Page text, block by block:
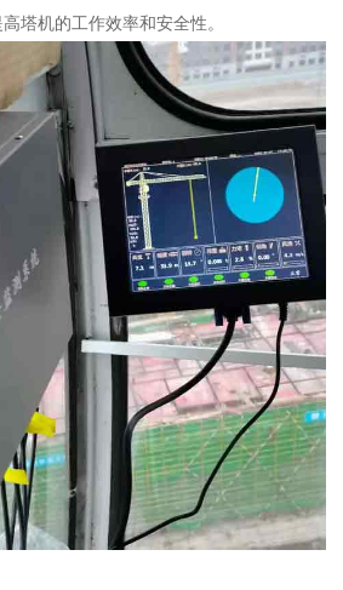
塔机的工作效率和安全性。